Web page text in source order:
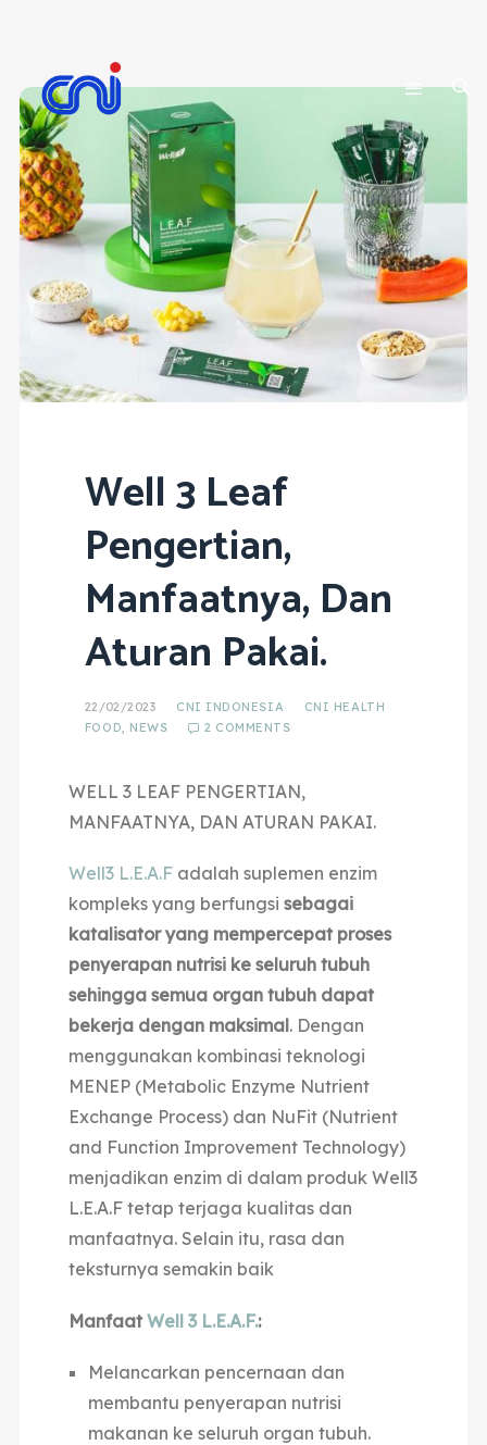
Well 3 Leaf
Pengertian,
Manfaatnya, Dan
Aturan Pakai.
22/02/2023 CNI INDONESIA
CNI HEALTH
FOOD, NEWS 2 COMMENTS
WELL 3 LEAF PENGERTIAN,
MANFAATNYA, DAN ATURAN PAKAI.
Well3 L.E.A.Fadalah suplemen enzim
kompleks yang berfungsi sebagai
katalisator yang mempercepat proses
penyerapan nutrisi ke seluruh tubuh
sehingga semua organ tubuh dapat
bekerja dengan maksimal. Dengan
menggunakan kombinasi teknologi
MENEP (Metabolic Enzyme Nutrient
Exchange Process) dan NuFit (Nutrient
and Function Improvement Technology)
menjadikan enzim di dalam produk Well3
L.E.A.F tetap terjaga kualitas dan
manfaatnya. Selain itu, rasa dan
teksturnya semakin baik
Manfaat Well 3 L.E.A.F.:
Melancarkan pencernaan dan
membantu penyerapan nutrisi
makanan ke seluruh organ tubuh.